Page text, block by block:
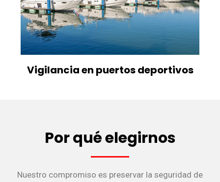
Vigilancia en puertos deportivos
Por qué elegirnos
Nuestro compromiso es preservar la seguridad de